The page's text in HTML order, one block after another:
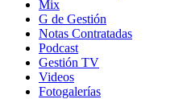
Mix
G de Gestión
Notas Contratadas
Podcast
Gestión TV
Videos
Fotogalerías